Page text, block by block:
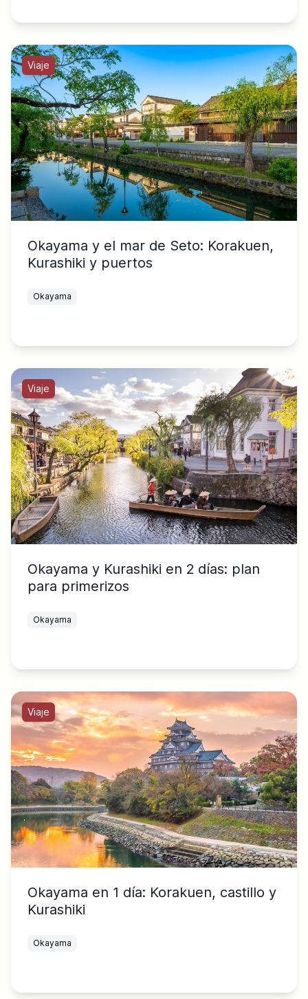
Viaje
Okayama y el mar de Seto: Korakuen,
Kurashiki y puertos
Okayama
Viaje
Okayama y Kurashiki en 2 días: plan
para primerizos
Okayama
Viaje
Okayama en 1 día: Korakuen, castillo y
Kurashiki
Okayama